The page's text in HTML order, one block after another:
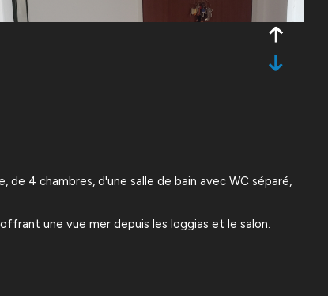
de 4 chambres, d'une salle de bain avec WC séparé,
une vue mer depuis les loggias et le salon.